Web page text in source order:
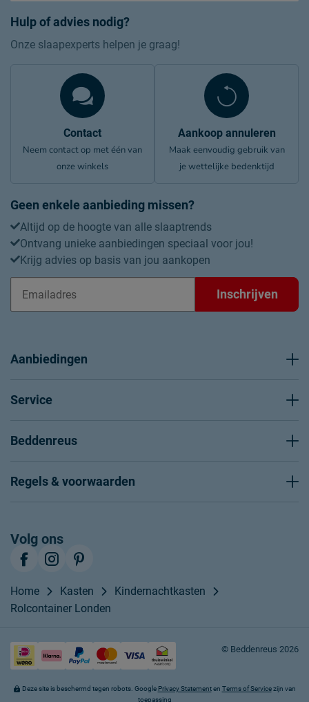
Hulp of advies nodig?
Onze slaapexperts helpen je graag!
Contact
Neem contact op met één van
onze winkels
Aankoop annuleren
Maak eenvoudig gebruik van
je wettelijke bedenktijd
Geen enkele aanbieding missen?
Altijd op de hoogte van alle slaaptrends
Ontvang unieke aanbiedingen speciaal voor jou!
Krijg advies op basis van jou aankopen
Inschrijven
Aanbiedingen
Service
Beddenreus
Regels & voorwaarden
Volg ons
Home Kasten
Kindernachtkasten
Rolcontainer Londen
© Beddenreus 2026
Deze site is beschermd tegen robots. Google Privacy Statementen Terms of Servicezijn van
toepassing